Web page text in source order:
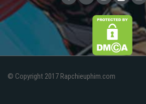
© Copyright 2017 Rapchieuphim.com